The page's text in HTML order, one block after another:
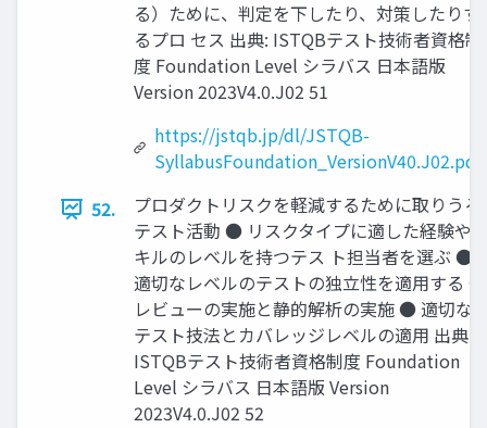
る）ために、判定を下したり、対策したりす
るプロ セス 出典: ISTQBテスト技術者資格制
度 Foundation Level シラバス 日本語版
Version 2023V4.0.J02 51
https://jstqb.jp/dl/JSTQB-
SyllabusFoundation_VersionV40.J02.pdf
52.
プロダクトリスクを軽減するために取りうる
テスト活動 ● リスクタイプに適した経験や
キルのレベルを持つテス ト担当者を選ぶ ●
適切なレベルのテストの独立性を適用する ●
レビューの実施と静的解析の実施 ● 適切な
テスト技法とカバレッジレベルの適用 出典:
ISTQBテスト技術者資格制度 Foundation
Level シラバス 日本語版 Version
2023V4.0.J02 52